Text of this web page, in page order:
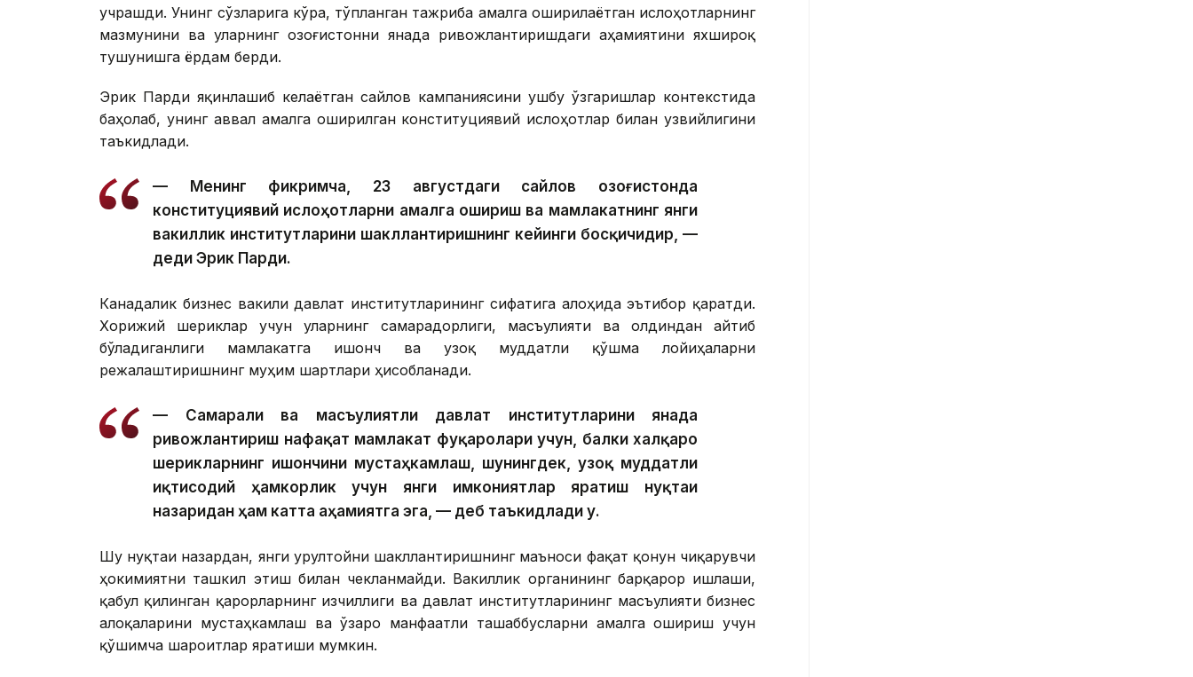
учрашди. Унинг сўзларига кўра, тўпланган тажриба амалга оширилаётган ислоҳотларнинг
мазмунини ва уларнинг Қозоғистонни янада ривожлантиришдаги аҳамиятини яхшироқ
тушунишга ёрдам берди.
Эрик Парди яқинлашиб келаётган сайлов кампаниясини ушбу ўзгаришлар контекстида
баҳолаб, унинг аввал амалга оширилган конституциявий ислоҳотлар билан узвийлигини
таъкидлади.
— Менинг фикримча, 23 августдаги сайлов Қозоғистонда
конституциявий ислоҳотларни амалга ошириш ва мамлакатнинг янги
вакиллик институтларини шакллантиришнинг кейинги босқичидир, —
деди Эрик Парди.
Канадалик бизнес вакили давлат институтларининг сифатига алоҳида эътибор қаратди.
Хорижий шериклар учун уларнинг самарадорлиги, масъулияти ва олдиндан айтиб
бўладиганлиги мамлакатга ишонч ва узоқ муддатли қўшма лойиҳаларни
режалаштиришнинг муҳим шартлари ҳисобланади.
— Самарали ва масъулиятли давлат институтларини янада
ривожлантириш нафақат мамлакат фуқаролари учун, балки халқаро
шерикларнинг ишончини мустаҳкамлаш, шунингдек, узоқ муддатли
иқтисодий ҳамкорлик учун янги имкониятлар яратиш нуқтаи
назаридан ҳам катта аҳамиятга эга, — деб таъкидлади у.
Шу нуқтаи назардан, янги Қурултойни шакллантиришнинг маъноси фақат қонун чиқарувчи
ҳокимиятни ташкил этиш билан чекланмайди. Вакиллик органининг барқарор ишлаши,
қабул қилинган қарорларнинг изчиллиги ва давлат институтларининг масъулияти бизнес
алоқаларини мустаҳкамлаш ва ўзаро манфаатли ташаббусларни амалга ошириш учун
қўшимча шароитлар яратиши мумкин.